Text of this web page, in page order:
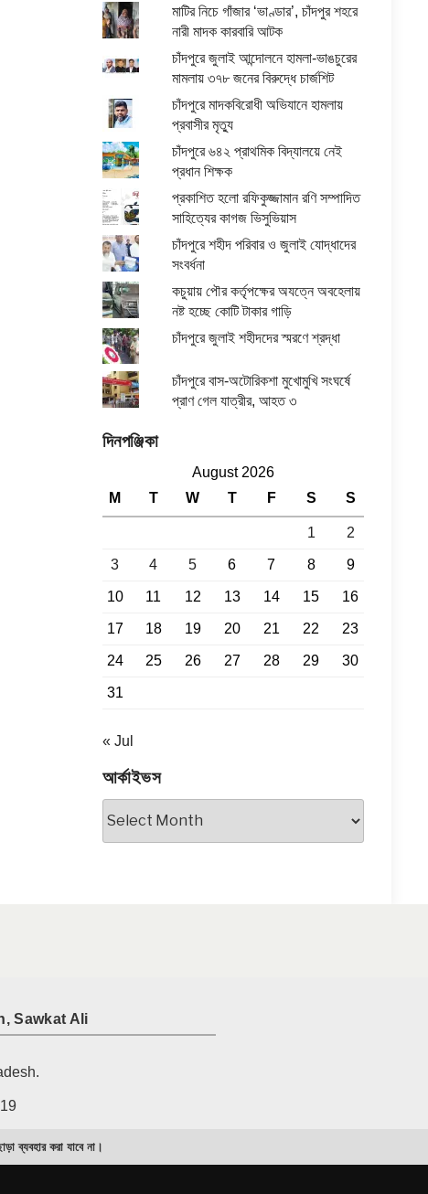
মাটির নিচে গাঁজার ‘ভাণ্ডার’, চাঁদপুর শহরে
নারী মাদক কারবারি আটক
চাঁদপুরে জুলাই আন্দোলনে হামলা-ভাঙচুরের
মামলায় ৩৭৮ জনের বিরুদ্ধে চার্জশিট
চাঁদপুরে মাদকবিরোধী অভিযানে হামলায়
প্রবাসীর মৃত্যু
চাঁদপুরে ৬৪২ প্রাথমিক বিদ্যালয়ে নেই
প্রধান শিক্ষক
প্রকাশিত হলো রফিকুজ্জামান রণি সম্পাদিত
সাহিত্যের কাগজ ভিসুভিয়াস
চাঁদপুরে শহীদ পরিবার ও জুলাই যোদ্ধাদের
সংবর্ধনা
কচুয়ায় পৌর কর্তৃপক্ষের অযত্নে অবহেলায়
নষ্ট হচ্ছে কোটি টাকার গাড়ি
চাঁদপুরে জুলাই শহীদদের স্মরণে শ্রদ্ধা
চাঁদপুরে বাস-অটোরিকশা মুখোমুখি সংঘর্ষে
প্রাণ গেল যাত্রীর, আহত ৩
দিনপঞ্জিকা
August 2026
M
T W T F S S
1 2
3 4 5 6 7 8 9
10 11 12 13 14 15 16
17 18 19 20 21 22 23
24 25 26 27 28 29 30
31
« Jul
আর্কাইভস
Sawkat Ali
ব্যবহার করা যাবে না।